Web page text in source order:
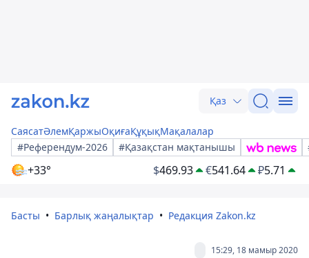
Қаз
СаясатӘлемҚаржыОқиғаҚұқықМақалалар
#Референдум-2026
#Қазақстан мақтанышы
+33° $469.93 €541.64 ₽5.71
Басты Барлық жаңалықтар Редакция Zakon.kz
15:29, 18 мамыр 2020